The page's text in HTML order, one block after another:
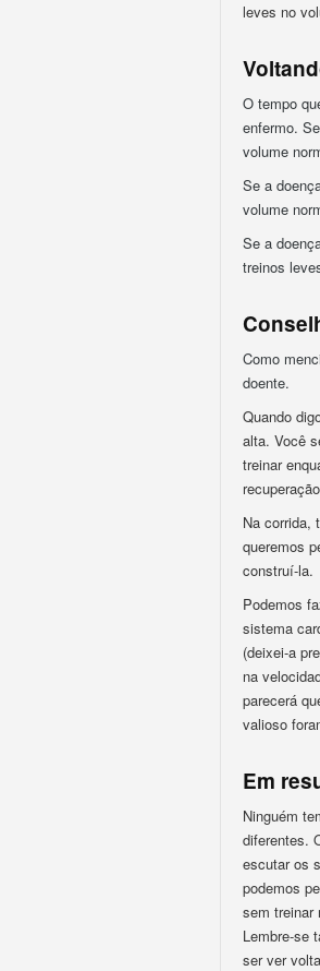
leves no
O tempo
enfermo.
volume
Se a
volume
Se a
treinos
Como
doente.
Quando
alta. Você
treinar
Na corrida,
queremos
construí-la.
Podemos
sistema
(deixei-a
na
parecerá
valioso
Em
Ninguém
diferentes.
escutar os
podemos
sem treinar
Lembre-se
ser ver